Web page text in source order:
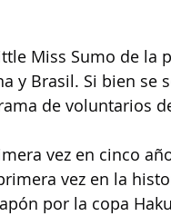
Miss Sumo de la
y Brasil. Si bien se
de voluntarios de
vez en cinco
vez en la
por la copa